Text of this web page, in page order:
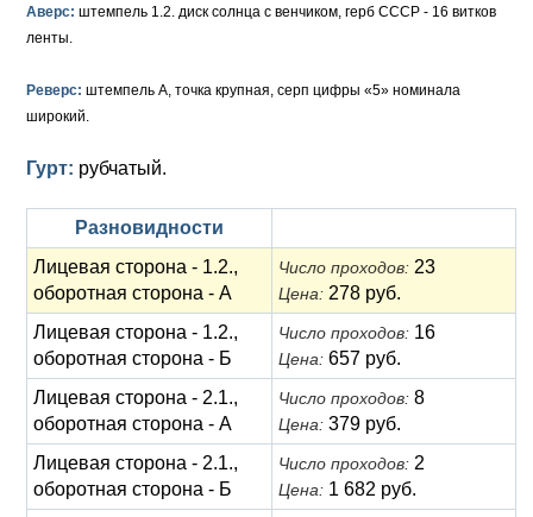
Памятные и донативные
Сибирские монеты
Таврические монеты
Серебро
Для Пруссии
Ливонезы
Альбертусталер
Анна Иоанновна (1730-1740)
Екатерина I (1725-1727)
Петр I (1682-1725)
Золото
Медь
Для Речи Посполитой
Аверс: штемпель 1.2. диск солнца с венчиком, герб СССР - 16 витков
ленты.
Реверс: штемпель А, точка крупная, серп цифры «5» номинала
широкий.
Гурт: рубчатый.
Разновидности
Лицевая сторона - 1.2.,
оборотная сторона - А
Число проходов: 23
Цена: 278 руб.
Лицевая сторона - 1.2.,
оборотная сторона - Б
Число проходов: 16
Цена: 657 руб.
Лицевая сторона - 2.1.,
оборотная сторона - А
Число проходов: 8
Цена: 379 руб.
Лицевая сторона - 2.1.,
оборотная сторона - Б
Число проходов: 2
Цена: 1 682 руб.